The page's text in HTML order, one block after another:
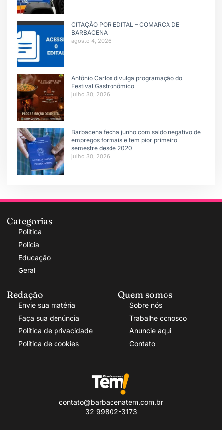
CITAÇÃO POR EDITAL – COMARCA DE
BARBACENA
agosto 4, 2026
Antônio Carlos divulga programação do
Festival Gastronômico
julho 30, 2026
Barbacena fecha junho com saldo negativo de
empregos formais e tem pior primeiro
semestre desde 2020
julho 30, 2026
Categorias
Politica
Polícia
Educação
Geral
Redação
Envie sua matéria
Faça sua denúncia
Política de privacidade
Política de cookies
Quem somos
Sobre nós
Trabalhe conosco
Anuncie aqui
Contato
contato@barbacenatem.com.br
32 99802-3173